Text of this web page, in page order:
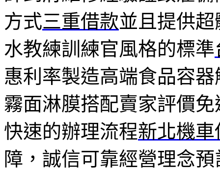
方式三重借款並且提供
水教練訓練官風格的標準
惠利率製造高端食品容
霧面淋膜搭配賣家評價
快速的辦理流程新北機車
障，誠信可靠經營理念